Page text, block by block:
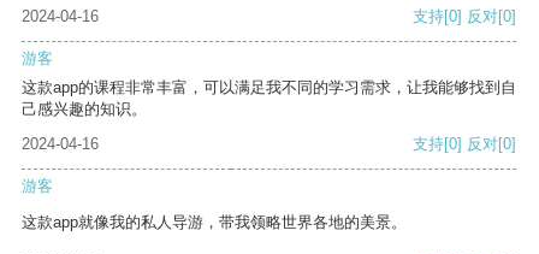
2024-04-16 支持[0] 反对[0]
游客
这款app的课程非常丰富，可以满足我不同的学习需求，让我能够找到自
己感兴趣的知识。
2024-04-16
支持[0] 反对[0]
游客
这款app就像我的私人导游，带我领略世界各地的美景。